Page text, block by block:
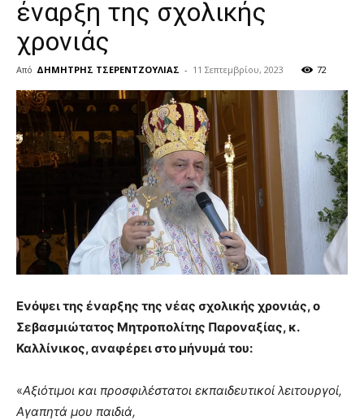
έναρξη της σχολικής
χρονιάς
Από ΔΗΜΗΤΡΗΣ ΤΣΕΡΕΝΤΖΟΥΛΙΑΣ - 11 Σεπτεμβρίου, 2023 72
Ενόψει της έναρξης της νέας σχολικής χρονιάς, ο
Σεβασμιώτατος Μητροπολίτης Παροναξίας, κ.
Καλλίνικος, αναφέρει στο μήνυμά του:
«Αξιότιμοι και προσφιλέστατοι εκπαιδευτικοί λειτουργοί,
Αγαπητά μου παιδιά,